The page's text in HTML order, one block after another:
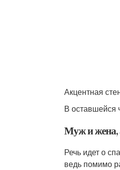
Акцентная
В оставшейся
Муж и
Речь идет о
ведь помимо